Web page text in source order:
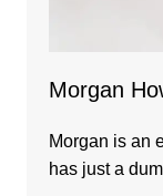
Morgan
Morgan is an
has just a